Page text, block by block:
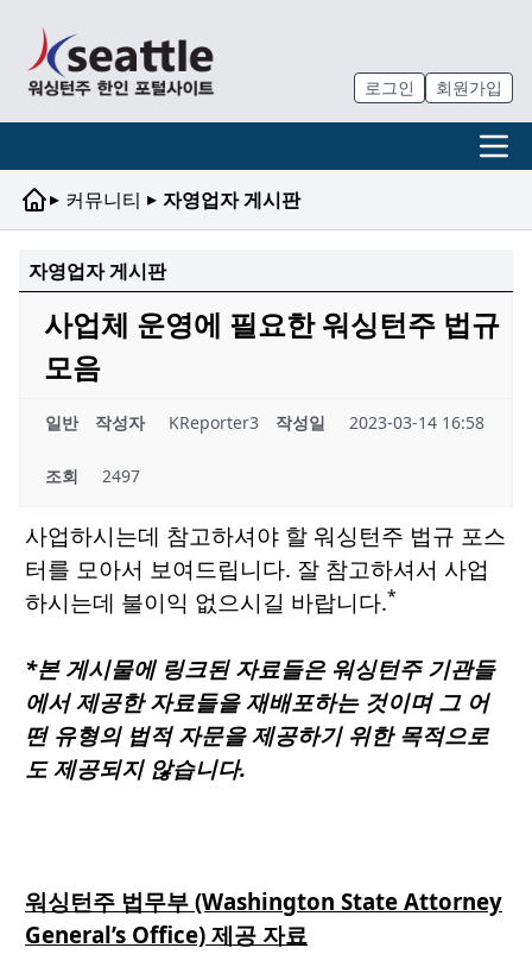
로그인 회원가입
▸ 커뮤니티 ▸ 자영업자 게시판
자영업자 게시판
사업체 운영에 필요한 워싱턴주 법규
모음
일반 작성자 KReporter3 작성일 2023-03-14 16:58
조회 2497
사업하시는데 참고하셔야 할 워싱턴주 법규 포스
터를 모아서 보여드립니다. 잘 참고하셔서 사업
하시는데 불이익 없으시길 바랍니다.*
*본 게시물에 링크된 자료들은 워싱턴주 기관들
에서 제공한 자료들을 재배포하는 것이며 그 어
떤 유형의 법적 자문을 제공하기 위한 목적으로
도 제공되지 않습니다.
워싱턴주 법무부 (Washington State Attorney
General’s Office) 제공 자료